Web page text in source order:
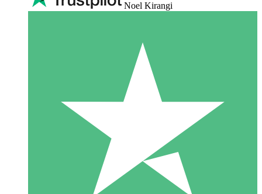
Noel Kirangi